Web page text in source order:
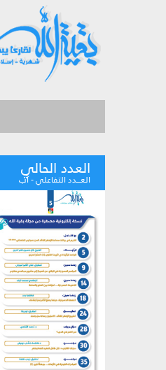
العدد الحالي
العـــدد التفاعلي - آب